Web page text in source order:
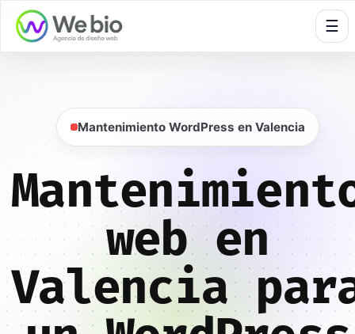
☰
Mantenimiento WordPress en Valencia
web en
Valencia